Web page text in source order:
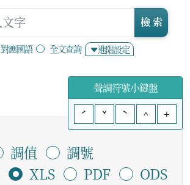
對應國語 全文查詢 進階設定
檢 索
聲調符號小鍵盤
ˊ
ˇ ˋ ^ +
調值
調號
XLS
PDF
ODS